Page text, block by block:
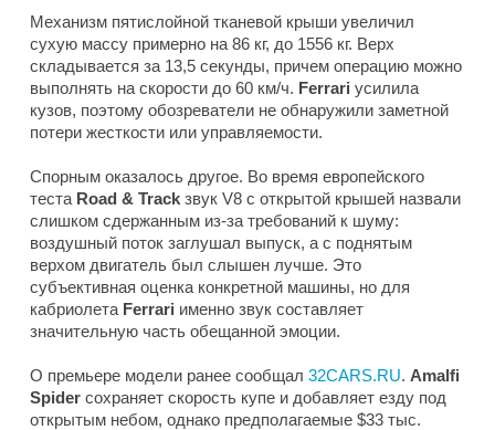
Механизм пятислойной тканевой крыши увеличил
сухую массу примерно на 86 кг, до 1556 кг. Верх
складывается за 13,5 секунды, причем операцию можно
выполнять на скорости до 60 км/ч. Ferrari усилила
кузов, поэтому обозреватели не обнаружили заметной
потери жесткости или управляемости.
Спорным оказалось другое. Во время европейского
теста Road & Track звук V8 с открытой крышей назвали
слишком сдержанным из-за требований к шуму:
воздушный поток заглушал выпуск, а с поднятым
верхом двигатель был слышен лучше. Это
субъективная оценка конкретной машины, но для
кабриолета Ferrari именно звук составляет
значительную часть обещанной эмоции.
О премьере модели ранее сообщал 32CARS.RU. Amalfi
Spider сохраняет скорость купе и добавляет езду под
открытым небом, однако предполагаемые $33 тыс.